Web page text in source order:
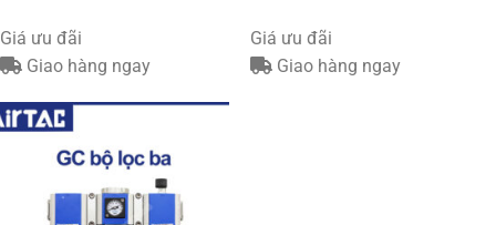
Giá ưu đãi
Giao hàng ngay
Giá ưu đãi
Giao hàng ngay